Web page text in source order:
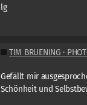
lg
TIM BRUENING ·
Gefällt mir
Schönheit und